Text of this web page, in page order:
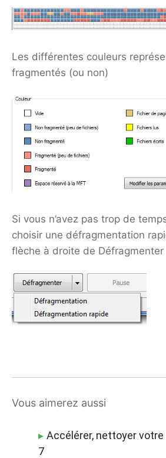
Les différentes couleurs
fragmentés (ou non)
Si vous n’avez pas trop de
choisir une défragmentation
flèche à droite de Défragmenter
Vous aimerez aussi
Accélérer, nettoyer votre
7